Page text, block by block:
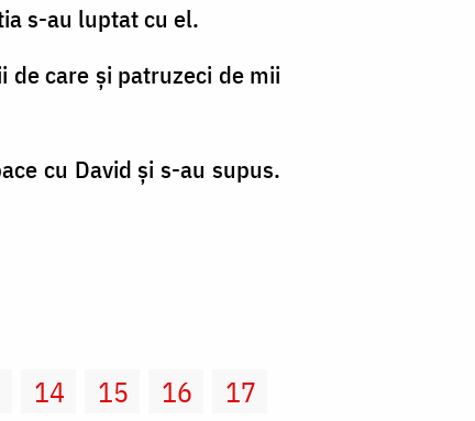
s-au luptat cu el.
care şi patruzeci de mii
cu David şi s-au supus.
14 15 16
17